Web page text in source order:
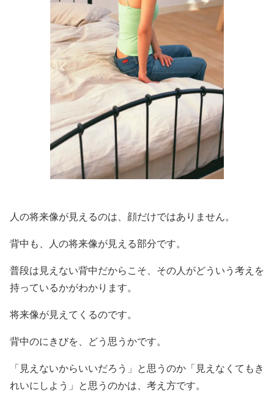
人の将来像が見えるのは、顔だけではありません。
背中も、人の将来像が見える部分です。
普段は見えない背中だからこそ、その人がどういう考えを
持っているかがわかります。
将来像が見えてくるのです。
背中のにきびを、どう思うかです。
「見えないからいいだろう」と思うのか「見えなくてもき
れいにしよう」と思うのかは、考え方です。